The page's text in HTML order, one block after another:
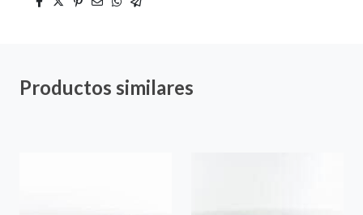
Productos similares